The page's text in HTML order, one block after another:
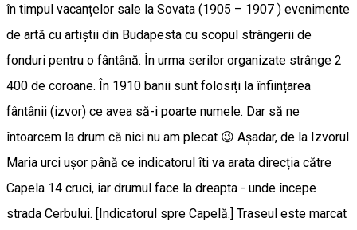
în timpul vacanțelor sale la Sovata (1905 – 1907 ) evenimente
de artă cu artiștii din Budapesta cu scopul strângerii de
fonduri pentru o fântână. În urma serilor organizate strânge 2
400 de coroane. În 1910 banii sunt folosiți la înființarea
fântânii (izvor) ce avea să-i poarte numele. Dar să ne
întoarcem la drum că nici nu am plecat 😉 Așadar, de la Izvorul
Maria urci ușor până ce indicatorul îti va arata direcția către
Capela 14 cruci, iar drumul face la dreapta - unde începe
strada Cerbului. [Indicatorul spre Capelă.] Traseul este marcat